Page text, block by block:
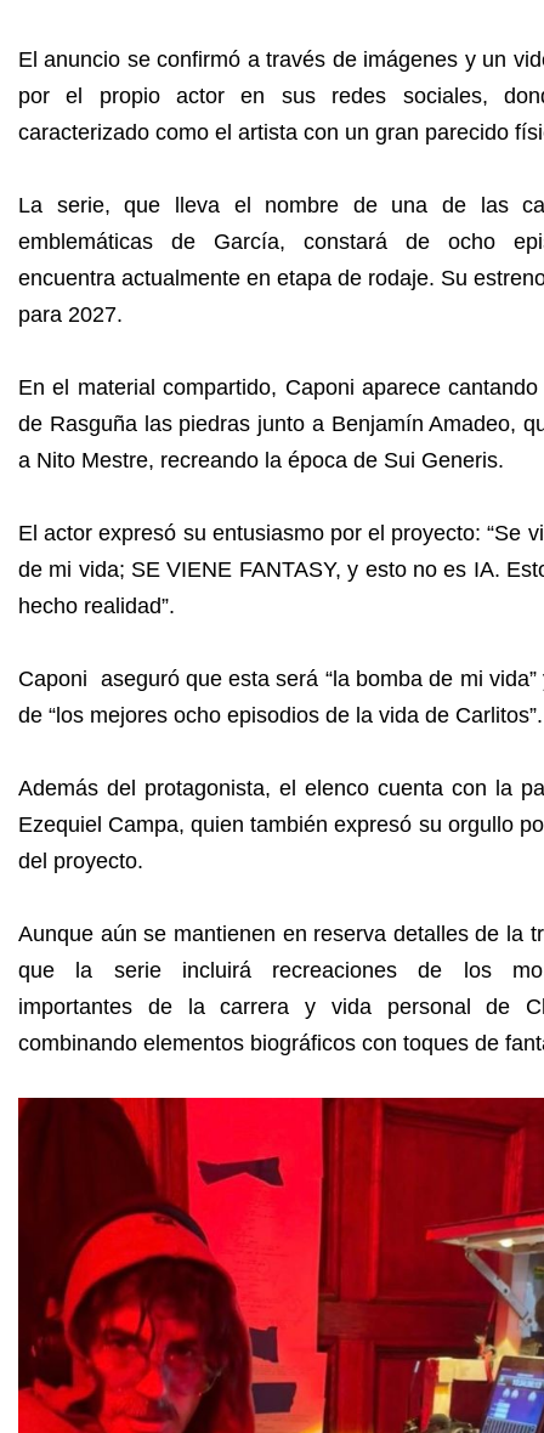
El anuncio se confirmó a través de imágenes y un
por el propio actor en sus redes sociales,
caracterizado como el artista con un gran parecido
La serie, que lleva el nombre de una de las
emblemáticas de García, constará de ocho
encuentra actualmente en etapa de rodaje. Su
para 2027.
En el material compartido, Caponi aparece
de Rasguña las piedras junto a Benjamín Amadeo,
a Nito Mestre, recreando la época de Sui Generis.
El actor expresó su entusiasmo por el proyecto: “Se
de mi vida; SE VIENE FANTASY, y esto no es IA.
hecho realidad”.
Caponi aseguró que esta será “la bomba de mi
de “los mejores ocho episodios de la vida de Carlitos”.
Además del protagonista, el elenco cuenta con la
Ezequiel Campa, quien también expresó su orgullo
del proyecto.
Aunque aún se mantienen en reserva detalles de la
que la serie incluirá recreaciones de los
importantes de la carrera y vida personal de
combinando elementos biográficos con toques de